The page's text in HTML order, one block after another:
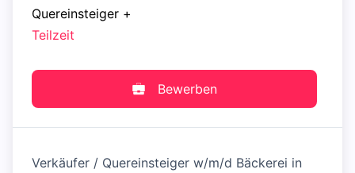
Quereinsteiger +
Teilzeit
Bewerben
Verkäufer / Quereinsteiger w/m/d Bäckerei in